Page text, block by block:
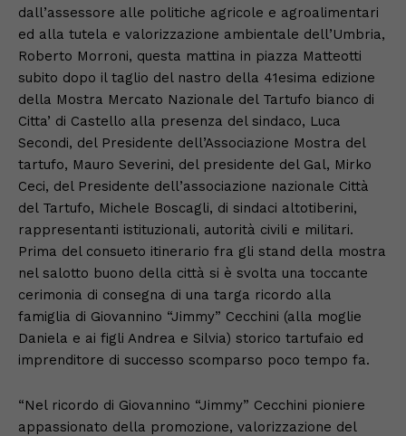
dall’assessore alle politiche agricole e agroalimentari
ed alla tutela e valorizzazione ambientale dell’Umbria,
Roberto Morroni, questa mattina in piazza Matteotti
subito dopo il taglio del nastro della 41esima edizione
della Mostra Mercato Nazionale del Tartufo bianco di
Citta’ di Castello alla presenza del sindaco, Luca
Secondi, del Presidente dell’Associazione Mostra del
tartufo, Mauro Severini, del presidente del Gal, Mirko
Ceci, del Presidente dell’associazione nazionale Città
del Tartufo, Michele Boscagli, di sindaci altotiberini,
rappresentanti istituzionali, autorità civili e militari.
Prima del consueto itinerario fra gli stand della mostra
nel salotto buono della città si è svolta una toccante
cerimonia di consegna di una targa ricordo alla
famiglia di Giovannino “Jimmy” Cecchini (alla moglie
Daniela e ai figli Andrea e Silvia) storico tartufaio ed
imprenditore di successo scomparso poco tempo fa.
“Nel ricordo di Giovannino “Jimmy” Cecchini pioniere
appassionato della promozione, valorizzazione del